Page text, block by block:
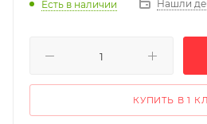
Есть в наличии Нашли
КУПИТЬ В 1